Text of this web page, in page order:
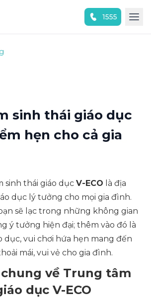
1555
sinh thái giáo dục
hẹn cho cả gia
sinh thái giáo dục V-ECO là địa
dục lý tưởng cho mọi gia đình.
sẽ lạc trong những không gian
ý tưởng hiện đại; thêm vào đó là
dục, vui chơi hứa hẹn mang đến
mái, vui vẻ cho gia đình.
về Trung tâm
dục V-ECO